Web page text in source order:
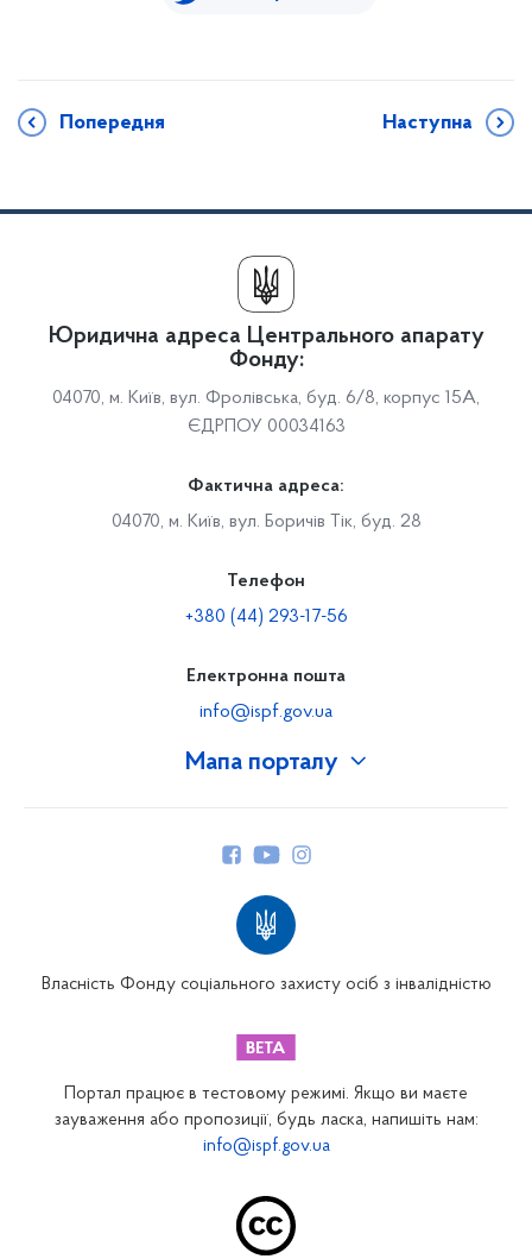
Попередня Наступна
Мапа порталу
Закарпатське відділення
Запорізьке відділення
Юридична адреса Центрального апарату
Фонду:
04070, м. Київ, вул. Фролівська, буд. 6/8, корпус 15А,
ЄДРПОУ 00034163
Фактична адреса:
04070, м. Київ, вул. Боричів Тік, буд. 28
Телефон
+380 (44) 293-17-56
Електронна пошта
info@ispf.gov.ua
Власність Фонду соціального захисту осіб з інвалідністю
Портал працює в тестовому режимі. Якщо ви маєте
зауваження або пропозиції, будь ласка, напишіть нам:
info@ispf.gov.ua